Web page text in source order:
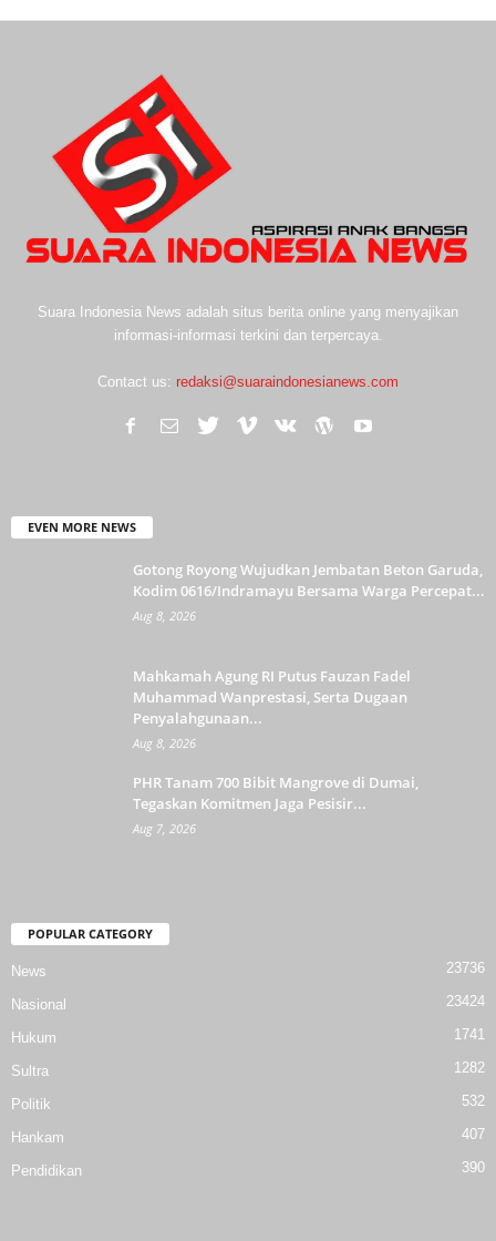
Suara Indonesia News adalah situs berita online yang menyajikan
informasi-informasi terkini dan terpercaya.
Contact us: redaksi@suaraindonesianews.com
EVEN MORE NEWS
Gotong Royong Wujudkan Jembatan Beton Garuda,
Kodim 0616/Indramayu Bersama Warga Percepat...
Aug 8, 2026
Mahkamah Agung RI Putus Fauzan Fadel
Muhammad Wanprestasi, Serta Dugaan
Penyalahgunaan...
Aug 8, 2026
PHR Tanam 700 Bibit Mangrove di Dumai,
Tegaskan Komitmen Jaga Pesisir...
Aug 7, 2026
POPULAR CATEGORY
News 23736
Nasional 23424
Hukum 1741
Sultra 1282
Politik 532
Hankam 407
Pendidikan 390